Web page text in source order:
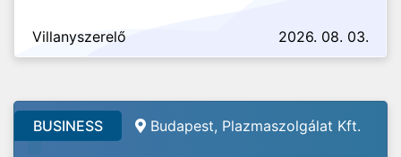
Villanyszerelő 2026. 08. 03.
BUSINESS Budapest, Plazmaszolgálat Kft.